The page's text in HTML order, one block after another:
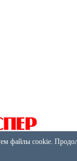
файлы cookie.